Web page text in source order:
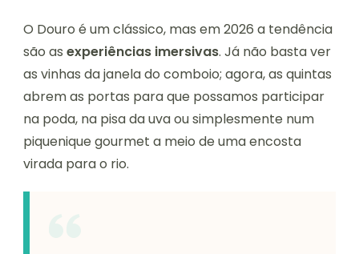
O Douro é um clássico, mas em 2026 a tendência
são as experiências imersivas. Já não basta ver
as vinhas da janela do comboio; agora, as quintas
abrem as portas para que possamos participar
na poda, na pisa da uva ou simplesmente num
piquenique gourmet a meio de uma encosta
virada para o rio.